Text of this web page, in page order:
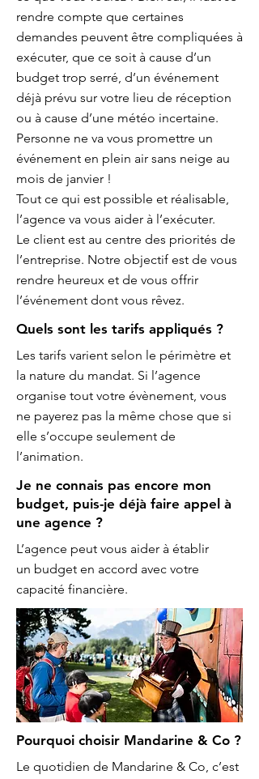
rendre compte que certaines
demandes peuvent être compliquées à
exécuter, que ce soit à cause d’un
budget trop serré, d’un événement
déjà prévu sur votre lieu de réception
ou à cause d’une météo incertaine.
Personne ne va vous promettre un
événement en plein air sans neige au
mois de janvier !
Tout ce qui est possible et réalisable,
l’agence va vous aider à l’exécuter.
Le client est au centre des priorités de
l’entreprise. Notre objectif est de vous
rendre heureux et de vous offrir
l’événement dont vous rêvez.
Quels sont les tarifs appliqués ?
Les tarifs varient selon le périmètre et
la nature du mandat. Si l’agence
organise tout votre évènement, vous
ne payerez pas la même chose que si
elle s’occupe seulement de
l’animation.
Je ne connais pas encore mon
budget, puis-je déjà faire appel à
une agence ?
L’agence peut vous aider à établir
un budget en accord avec votre
capacité financière.
Pourquoi choisir Mandarine & Co ?
Le quotidien de Mandarine & Co, c’est